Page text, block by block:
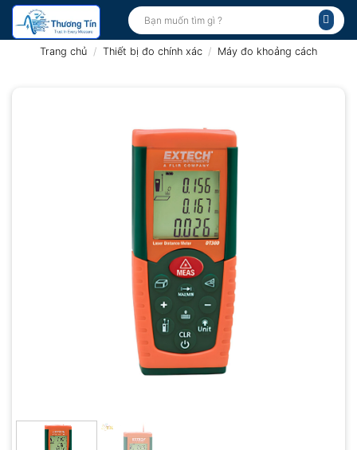
Bỏ
qua
Tìm
kiếm:
Trang chủ / Thiết bị đo chính xác / Máy đo khoảng cách